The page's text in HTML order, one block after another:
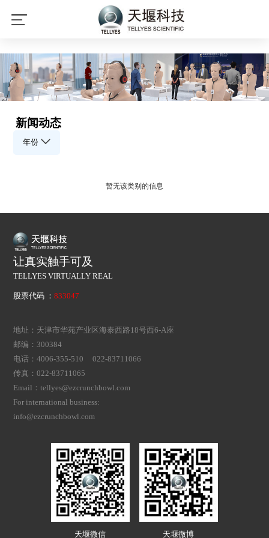
新闻动态
年份
暂无该类别的信息
让真实触手可及
TELLYES VIRTUALLY REAL
股票代码 ：833047
地址：天津市华苑产业区海泰西路18号西6-A座
邮编：300384
电话：4006-355-510 022-83711066
传真：022-83711065
Email：tellyes@ezcrunchbowl.com
For international business:
info@ezcrunchbowl.com
天堰微信 天堰微博